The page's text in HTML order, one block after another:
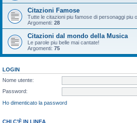
Citazioni Famose
Tutte le citazioni piu famose di personaggi piu
Argomenti: 28
Citazioni dal mondo della Musica
Le parole piu belle mai cantate!
Argomenti: 75
LOGIN
Nome utente:
Password:
Ho dimenticato la password
CHI C’È IN LINEA